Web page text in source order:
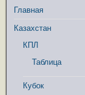
Главная
Казахстан
КПЛ
Таблица
Кубок